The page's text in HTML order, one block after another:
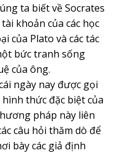
ta biết về Socrates
khoản của các học
của Plato và các tác
bức tranh sống
của ông.
ngày nay được gọi
thức đặc biệt của
pháp này liên
câu hỏi thăm dò để
bày các giả định